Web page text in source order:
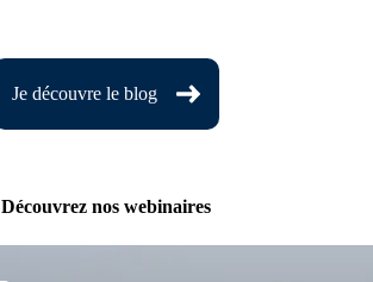
Je découvre le blog
Découvrez nos webinaires